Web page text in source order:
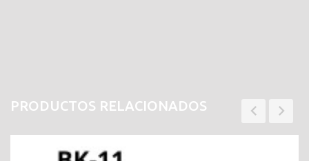
PRODUCTOS RELACIONADOS